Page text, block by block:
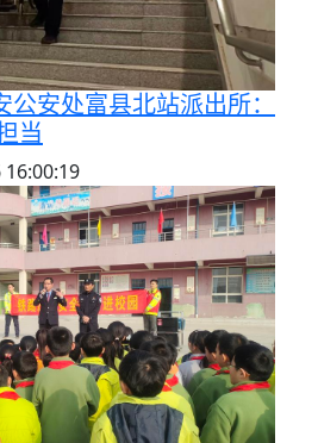
安处富县北站派出所：
当
16:00:19